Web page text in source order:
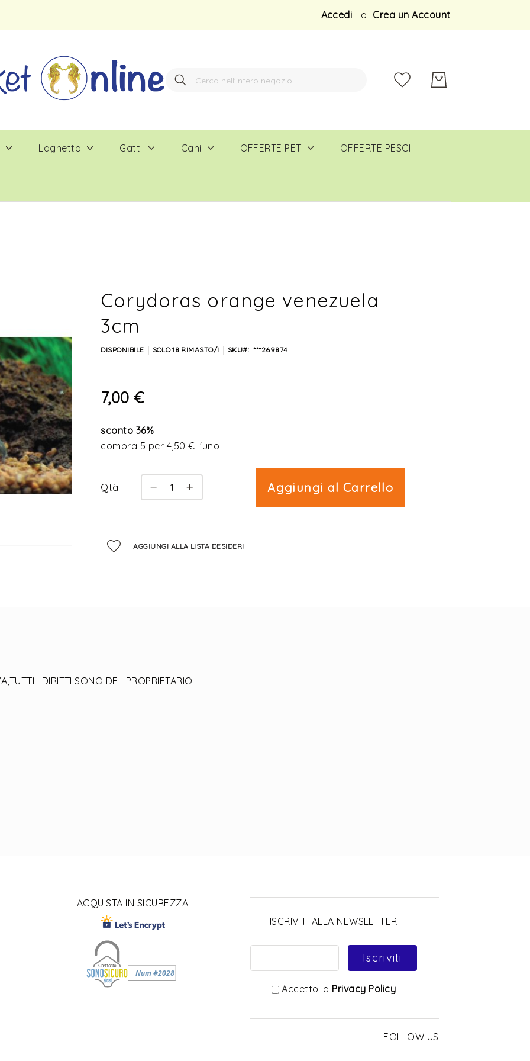
Salta
Accedi Crea un Account
Search
Search
Laghetto Gatti Cani OFFERTE PET OFFERTE PESCI
Corydoras orange venezuela
3cm
DISPONIBILE SOLO 18 RIMASTO/I SKU ***269874
7,00 €
sconto 36%
compra 5 per 4,50 € l'uno
Qtà Aggiungi al Carrello
AGGIUNGI ALLA LISTA DESIDERI
I DIRITTI SONO DEL PROPRIETARIO
ACQUISTA IN SICUREZZA
ISCRIVITI ALLA NEWSLETTER
Iscriviti
Accetto la Privacy Policy
FOLLOW US